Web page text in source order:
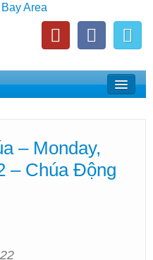
Area
– Monday,
– Chúa Động